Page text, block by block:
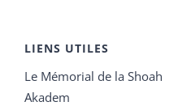
LIENS UTILES
Le Mémorial de la Shoah
Akadem